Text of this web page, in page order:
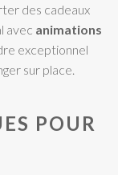
des cadeaux
avec animations
exceptionnel
sur place.
POUR